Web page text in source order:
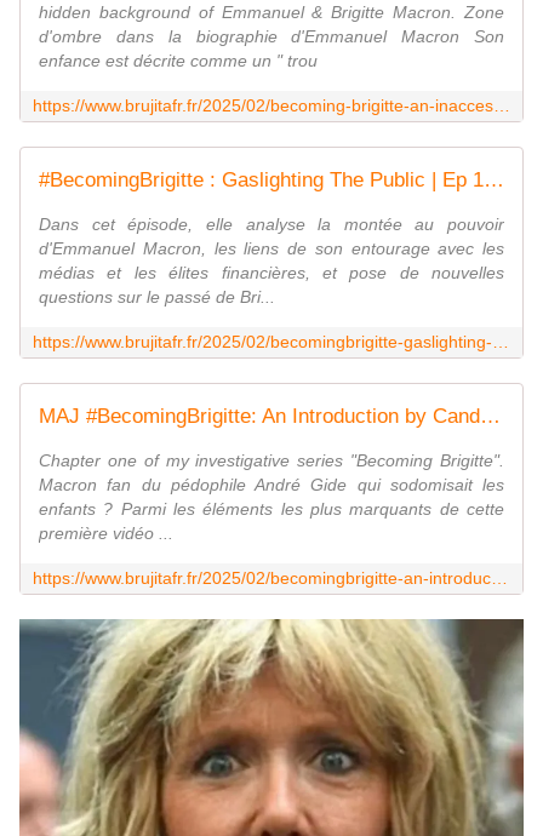
hidden background of Emmanuel & Brigitte Macron. Zone
d'ombre dans la biographie d'Emmanuel Macron Son
enfance est décrite comme un " trou
#BecomingBrigitte : Gaslighting The Public | Ep 1 by #CandaceOwens - MOINS de BIENS PLUS de LIENS
Dans cet épisode, elle analyse la montée au pouvoir
d'Emmanuel Macron, les liens de son entourage avec les
médias et les élites financières, et pose de nouvelles
questions sur le passé de Bri...
MAJ #BecomingBrigitte: An Introduction by Candace Owens en VF + ANALYSE du portrait officiel d' #Emmanuel #Macron - MOINS de BIENS PLUS de LIENS
Chapter one of my investigative series "Becoming Brigitte".
Macron fan du pédophile André Gide qui sodomisait les
enfants ? Parmi les éléments les plus marquants de cette
première vidéo ...